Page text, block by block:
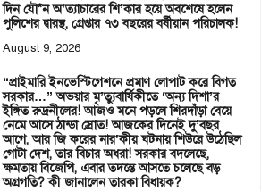
দিন যৌ*ন অ’ত্যাচারের শি’কার হয়ে অবশেষে হলেন
পুলিশের দ্বারস্থ, গ্রেপ্তার ৭৩ বছরের বর্ষীয়ান পরিচালক!
August 9, 2026
“প্রাইমারি ইনভেস্টিগেশনে প্রমাণ লোপাট করে বিগত
সরকার…” অভয়ার মৃ’ত্যুবার্ষিকীতে ‘অন্য দিশা’র
ইঙ্গিত রুদ্রনীলের! আজও মনে পড়লে শিরদাঁড়া বেয়ে
নেমে আসে ঠান্ডা স্রোত! আজকের দিনেই দু’বছর
আগে, আর জি করের নার’কীয় ঘটনায় শিউরে উঠেছিল
গোটা দেশ, তার বিচার অধরা! সরকার বদলেছে,
ক্ষমতায় বিজেপি, এবার তদন্তে আসতে চলেছে বড়
অগ্রগতি? কী জানালেন তারকা বিধায়ক?